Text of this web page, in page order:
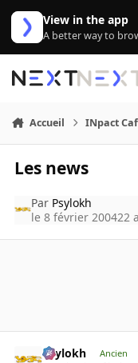
Aller au contenu
View in the app
A better way to
Accueil INpact
Les news
Par Psylokh
le 8 février 200422 a
Psylokh Ancien